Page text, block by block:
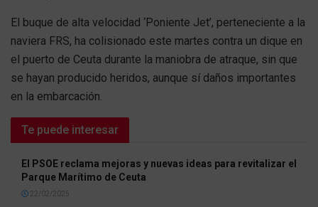
El buque de alta velocidad ‘Poniente Jet’, perteneciente a la
naviera FRS, ha colisionado este martes contra un dique en
el puerto de Ceuta durante la maniobra de atraque, sin que
se hayan producido heridos, aunque sí daños importantes
en la embarcación.
Te puede interesar
El PSOE reclama mejoras y nuevas ideas para revitalizar el
Parque Marítimo de Ceuta
22/02/2025